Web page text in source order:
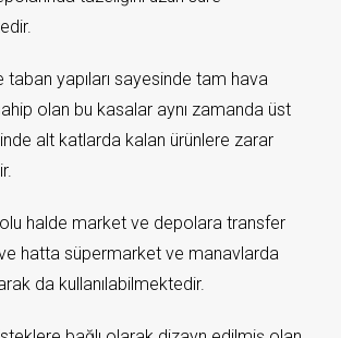
taban yapıları sayesinde tam hava
olan bu kasalar aynı zamanda üst
alt katlarda kalan ürünlere zarar
halde market ve depolara transfer
hatta süpermarket ve manavlarda
da kullanılabilmektedir.